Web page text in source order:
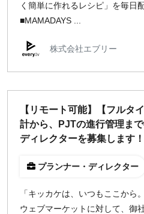
く簡単に作れるレシピ」を毎日
■MAMADAYS ...
株式会社エブリー
【リモート可能】【フルタ
計から、PJTの進行管理ま
ディレクターを募集します！
プランナー・ディレクター
「キッカケは、いつもここから
ウェブマーケットに対して、御